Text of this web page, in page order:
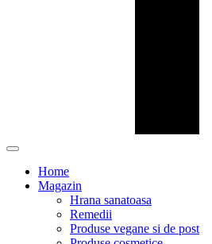
Home
Magazin
Hrana sanatoasa
Remedii
Produse vegane si de post